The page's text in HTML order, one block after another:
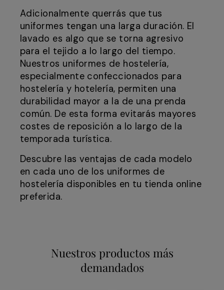
Adicionalmente querrás que tus
uniformes tengan una larga duración. El
lavado es algo que se torna agresivo
para el tejido a lo largo del tiempo.
Nuestros uniformes de hostelería,
especialmente confeccionados para
hostelería y hotelería, permiten una
durabilidad mayor a la de una prenda
común. De esta forma evitarás mayores
costes de reposición a lo largo de la
temporada turística.
Descubre las ventajas de cada modelo
en cada uno de los uniformes de
hostelería disponibles en tu tienda online
preferida.
Nuestros productos más
demandados